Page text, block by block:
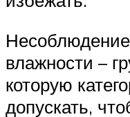
влажности –
которую
допускать,